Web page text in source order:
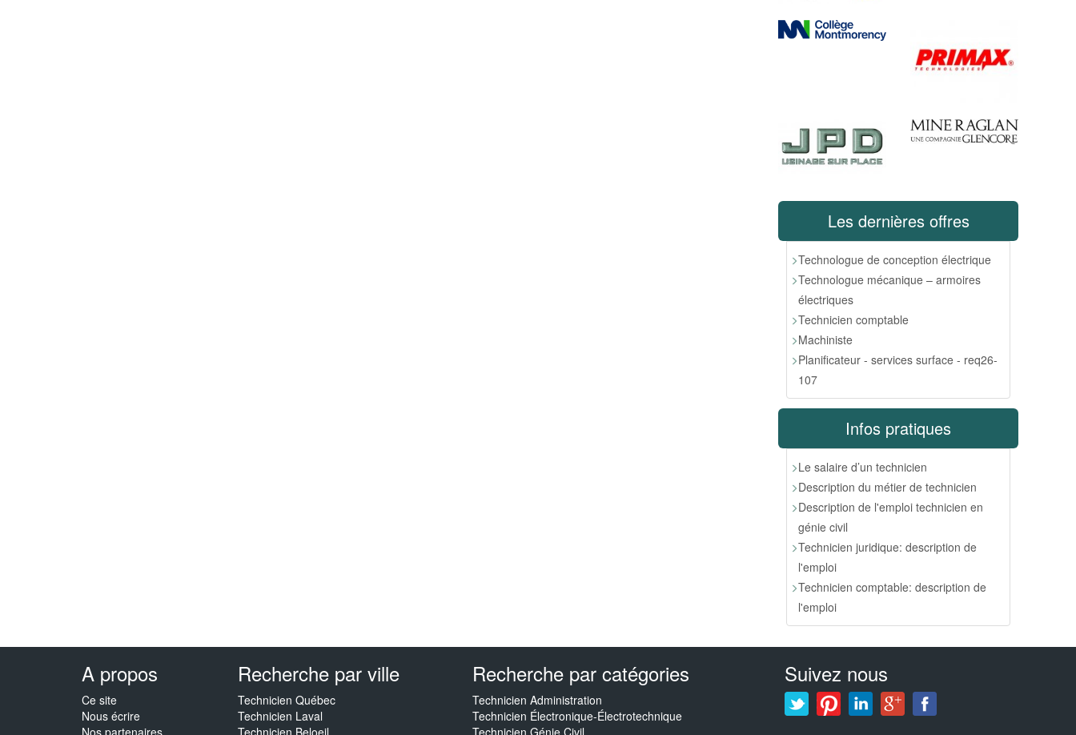
Les dernières offres
Technologue de conception électrique
Technologue mécanique – armoires
électriques
Technicien comptable
Machiniste
Planificateur - services surface - req26-
107
Infos pratiques
Le salaire d’un technicien
Description du métier de technicien
Description de l'emploi technicien en
génie civil
Technicien juridique: description de
l'emploi
Technicien comptable: description de
l'emploi
A propos
Ce site
Nous écrire
Nos partenaires
Recherche par ville
Technicien Québec
Technicien Laval
Technicien Beloeil
Recherche par catégories
Technicien Administration
Technicien Électronique-Électrotechnique
Technicien Génie Civil
Suivez nous